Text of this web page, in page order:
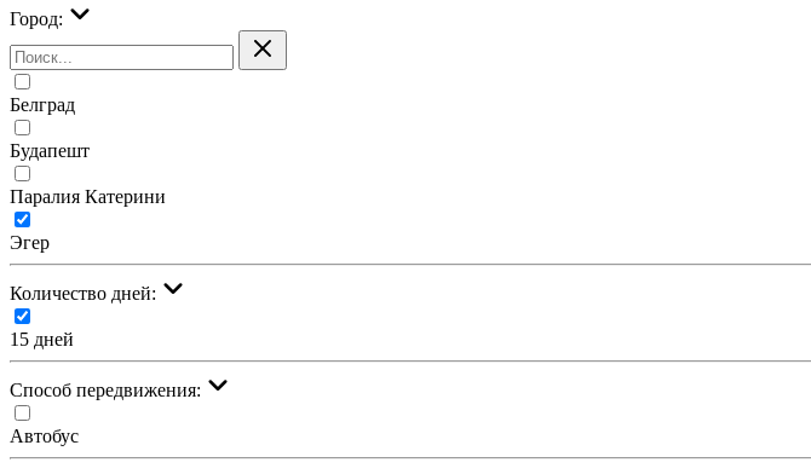
Город:
Белград
Будапешт
Паралия Катерини
Эгер
Количество дней:
15 дней
Cпособ передвижения:
Автобус